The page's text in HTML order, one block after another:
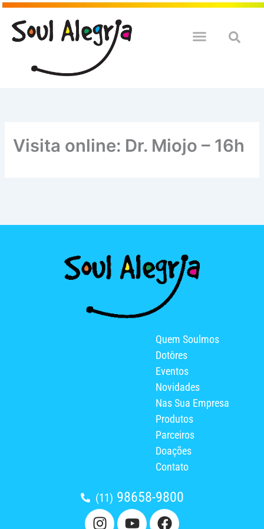
Ir
para
Visita online: Dr. Miojo – 16h
Quem Soulmos
Dotôres
Eventos
Novidades
Nas Sua Empresa
Produtos
Parceiros
Doações
Contato
(11) 98658-9800
I
Y
F